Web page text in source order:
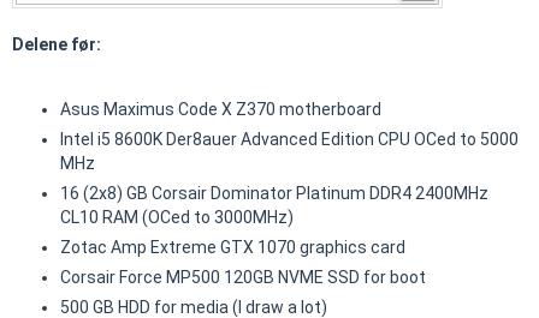
Delene før:
Asus Maximus Code X Z370 motherboard
Intel i5 8600K Der8auer Advanced Edition CPU OCed to 5000
MHz
16 (2x8) GB Corsair Dominator Platinum DDR4 2400MHz
CL10 RAM (OCed to 3000MHz)
Zotac Amp Extreme GTX 1070 graphics card
Corsair Force MP500 120GB NVME SSD for boot
500 GB HDD for media (I draw a lot)